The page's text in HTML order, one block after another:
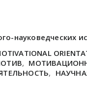
науковедческих
,
,